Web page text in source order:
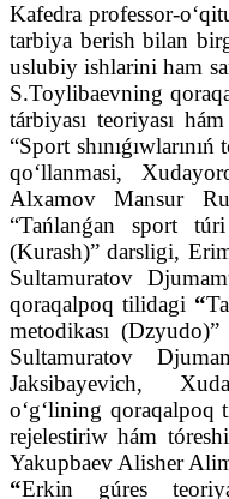
Kafedra professor-
tarbiya berish bilan
uslubiy ishlarini ham
S.Toylibaevning
tárbiyası teoriyası
“Sport
qo‘llanmasi,
Alxamov Mansur
“Tańlanǵan sport
(Kurash)” darsligi,
Sultamuratov
qoraqalpoq tilidagi “
metodikası
Sultamuratov
Jaksibayevich,
o‘g‘lining qoraqalpoq
rejelestiriw hám
Yakupbaev Alisher
“Erkin gúres